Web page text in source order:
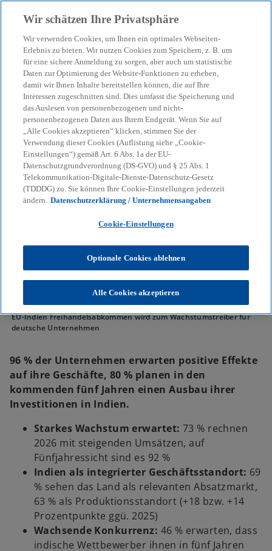
menu search
Pressemitteilung
EU-Indien
Freihandelsabkommen
wird zum
Wachstumstreiber für
deutsche Unternehmen
Wirtschaftsprüfungsgesellschaft und der Deutsch-
Indischen Handelskammer
KPMG KPMG Newsroom
Pressemitteilungen
EU-Indien Freihandelsabkommen wird zum Wachstumstreiber für
deutsche Unternehmen
96 % der Unternehmen erwarten positive Effekte
auf ihre Geschäfte, 80 % planen in den
kommenden fünf Jahren einen Ausbau ihrer
Investitionen in Indien.
Starkes Wachstum erwartet: 73 % rechnen
2026 mit steigenden Umsätzen, auf
Fünfjahressicht sind es 92 %
Indien als integrierter Geschäftsstandort: 69
% sehen das Land als relevanten Absatzmarkt,
63 % als Produktionsstandort (+18 bzw. +14
Prozentpunkte ggü. 2025)
Wachsende Konkurrenz: 46 % erwarten, dass
indische Wettbewerber ihnen in fünf Jahren
Wir schätzen Ihre Privatsphäre
Wir verwenden Cookies, um Ihnen ein optimales Webseiten-
Erlebnis zu bieten. Wir nutzen Cookies zum Speichern, z. B. um
für eine sichere Anmeldung zu sorgen, aber auch um statistische
Daten zur Optimierung der Website-Funktionen zu erheben,
damit wir Ihnen Inhalte bereitstellen können, die auf Ihre
Interessen zugeschnitten sind. Dies umfasst die Speicherung und
das Auslesen von personenbezogenen und nicht-
personenbezogenen Daten aus Ihrem Endgerät. Wenn Sie auf
„Alle Cookies akzeptieren“ klicken, stimmen Sie der
Verwendung dieser Cookies (Auflistung siehe „Cookie-
Einstellungen“) gemäß Art. 6 Abs. 1a der EU-
Datenschutzgrundverordnung (DS-GVO) und § 25 Abs. 1
Telekommunikation-Digitale-Dienste-Datenschutz-Gesetz
(TDDDG) zu. Sie können Ihre Cookie-Einstellungen jederzeit
ändern. Datenschutzerklärung / Unternehmensangaben
Cookie-Einstellungen
Optionale Cookies ablehnen
Alle Cookies akzeptieren